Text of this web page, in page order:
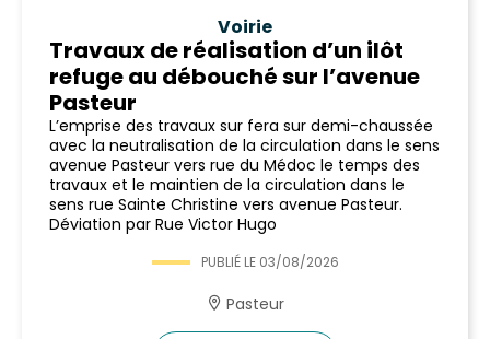
Voirie
Travaux de réalisation d’un ilôt
refuge au débouché sur l’avenue
Pasteur
L’emprise des travaux sur fera sur demi-chaussée
avec la neutralisation de la circulation dans le sens
avenue Pasteur vers rue du Médoc le temps des
travaux et le maintien de la circulation dans le
sens rue Sainte Christine vers avenue Pasteur.
Déviation par Rue Victor Hugo
PUBLIÉ LE 03/08/2026
Pasteur